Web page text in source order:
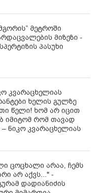
მათი პატიმრობის
ის
არ უნდა
გარემოებაა
შეთავაზებას
რითაც
თქმის
ორი
და ბადრი
მეტროში
მიზეზი -
პასუხი
კვარაცხელიას
ხელის გულზე
წელი! ხომ არ იცით
იმიტომ რომ თავად
– ნიკო კვარაცხელიას
ცოცხალი არაა, ჩემს
არ აქვს..." -
დადიანიძის